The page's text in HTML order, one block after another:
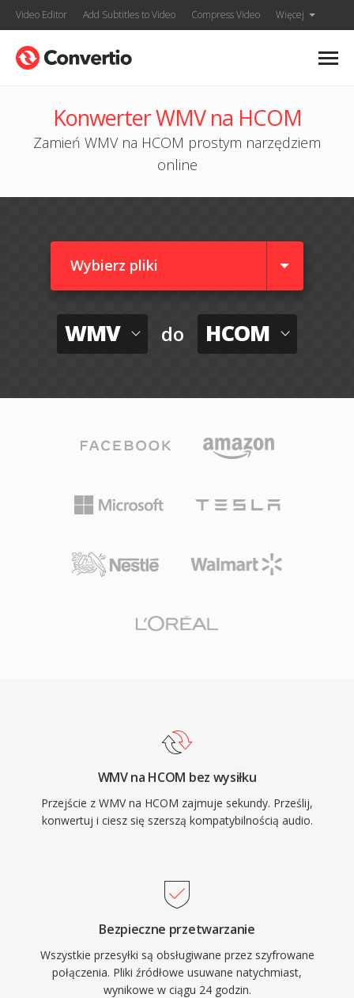
Video Editor Add Subtitles to Video Compress Video Więcej
Konwerter WMV na HCOM
Zamień WMV na HCOM prostym narzędziem
online
Wybierz pliki
WMV do HCOM
WMV na HCOM bez wysiłku
Przejście z WMV na HCOM zajmuje sekundy. Prześlij,
konwertuj i ciesz się szerszą kompatybilnością audio.
Bezpieczne przetwarzanie
Wszystkie przesyłki są obsługiwane przez szyfrowane
połączenia. Pliki źródłowe usuwane natychmiast,
wynikowe w ciągu 24 godzin.